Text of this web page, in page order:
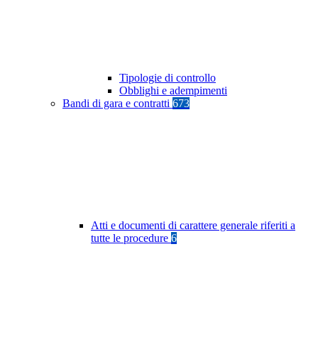
Tipologie di controllo
Obblighi e adempimenti
Bandi di gara e contratti 673
Atti e documenti di carattere generale riferiti a
tutte le procedure 6